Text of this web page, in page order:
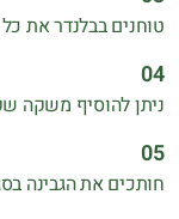
טוחנים בבלנדר את
ניתן להוסיף משקה
חותכים את הגבינה